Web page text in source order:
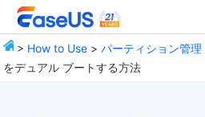
> How to Use >パーティション管理
をデュアル ブートする方法